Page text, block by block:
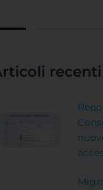
recenti